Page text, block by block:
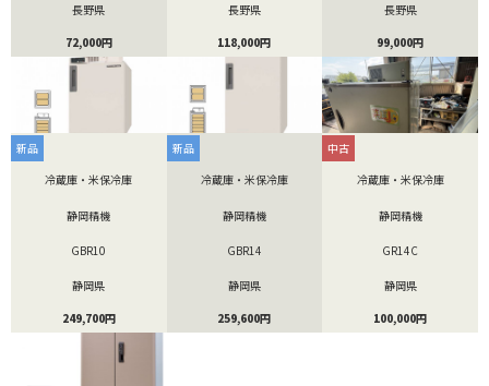
長野県
72,000円
長野県
118,000円
長野県
99,000円
新品
冷蔵庫・米保冷庫
静岡精機
GBR10
静岡県
249,700円
新品
冷蔵庫・米保冷庫
静岡精機
GBR14
静岡県
259,600円
中古
冷蔵庫・米保冷庫
静岡精機
GR14C
静岡県
100,000円